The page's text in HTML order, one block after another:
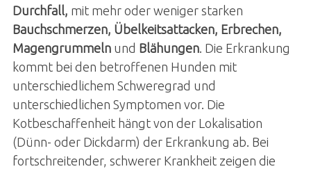
Durchfall, mit mehr oder weniger starken
Bauchschmerzen, Übelkeitsattacken, Erbrechen,
Magengrummeln und Blähungen. Die Erkrankung
kommt bei den betroffenen Hunden mit
unterschiedlichem Schweregrad und
unterschiedlichen Symptomen vor. Die
Kotbeschaffenheit hängt von der Lokalisation
(Dünn- oder Dickdarm) der Erkrankung ab. Bei
fortschreitender, schwerer Krankheit zeigen die